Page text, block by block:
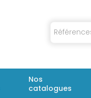
Nos
catalogues